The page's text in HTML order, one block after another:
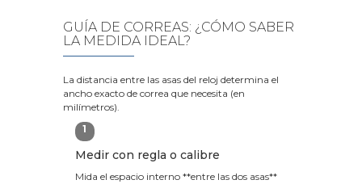
GUÍA DE CORREAS: ¿CÓMO SABER
LA MEDIDA IDEAL?
La distancia entre las asas del reloj determina el
ancho exacto de correa que necesita (en
milímetros).
1
Medir con regla o calibre
Mida el espacio interno **entre las dos asas**